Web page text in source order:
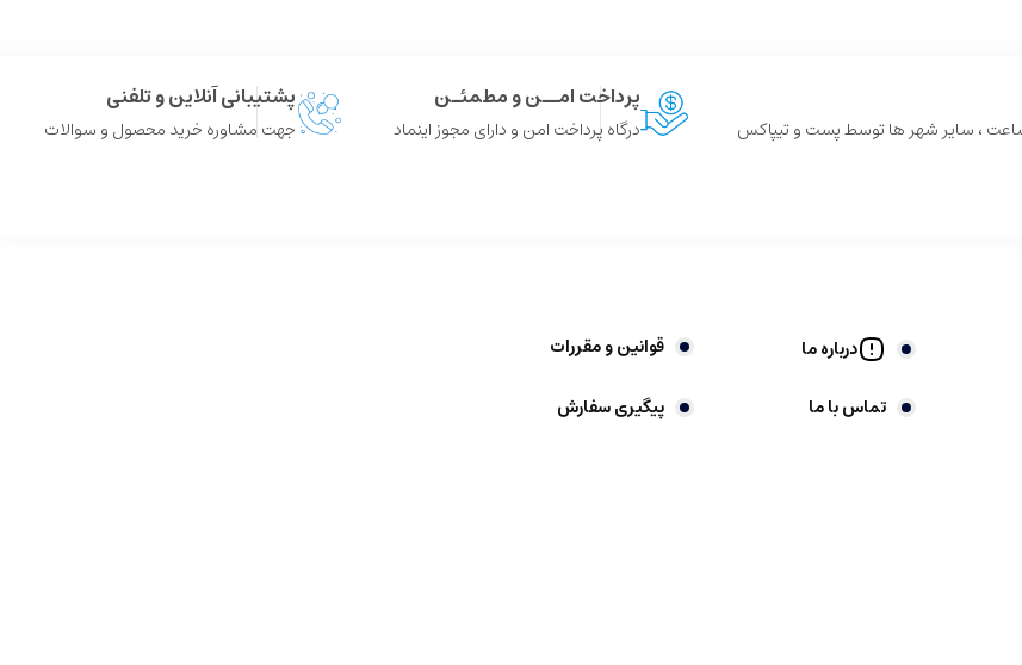
پرداخت امــن و مطمئـن
درگاه پرداخت امن و دارای مجوز اینماد
پشتیبانی آنلاین و تلفنی
جهت مشاوره خرید محصول و سوالات
درباره ما قوانین و مقررات
تماس با ما پیگیری سفارش